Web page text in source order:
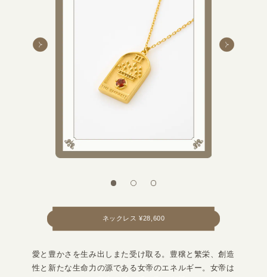
愛と豊かさを生み出しまた受け取る。豊穣と繁栄、創造
性と新たな生命力の源である女帝のエネルギー。女帝は
ネックレス ¥28,600